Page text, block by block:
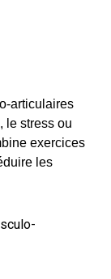
articulaires
le stress ou
exercices
les